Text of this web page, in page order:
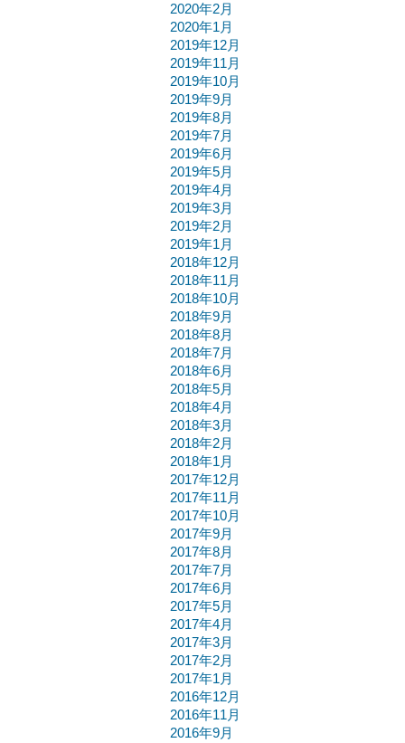
2020年2月
2020年1月
2019年12月
2019年11月
2019年10月
2019年9月
2019年8月
2019年7月
2019年6月
2019年5月
2019年4月
2019年3月
2019年2月
2019年1月
2018年12月
2018年11月
2018年10月
2018年9月
2018年8月
2018年7月
2018年6月
2018年5月
2018年4月
2018年3月
2018年2月
2018年1月
2017年12月
2017年11月
2017年10月
2017年9月
2017年8月
2017年7月
2017年6月
2017年5月
2017年4月
2017年3月
2017年2月
2017年1月
2016年12月
2016年11月
2016年9月